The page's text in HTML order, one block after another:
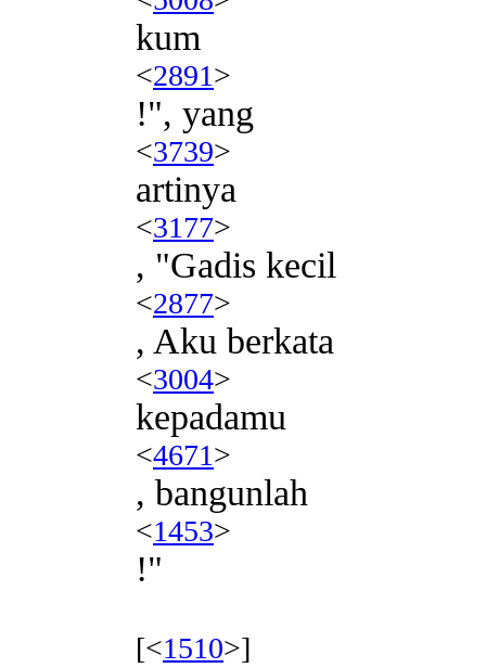
kum
<2891>
!", yang
<3739>
artinya
<3177>
, "Gadis kecil
<2877>
, Aku berkata
<3004>
kepadamu
<4671>
, bangunlah
<1453>
!"
[<1510>]